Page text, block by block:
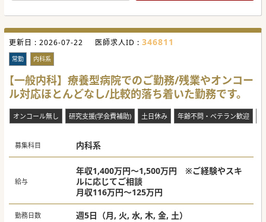
#秋入職可
更新日 : 2026-07-22 医師求人ID : 346811
常勤 内科系
【一般内科】療養型病院でのご勤務/残業やオンコー
ル対応ほとんどなし/比較的落ち着いた勤務です。
オンコール無し 研究支援(学会費補助) 土日休み 年齢不問・ベテラン歓迎
募集科目 内科系
給与
年収1,400万円～1,500万円 ※ご経験やスキ
ルに応じてご相談
月収116万円～125万円
勤務日数 週5日（月, 火, 水, 木, 金, 土）